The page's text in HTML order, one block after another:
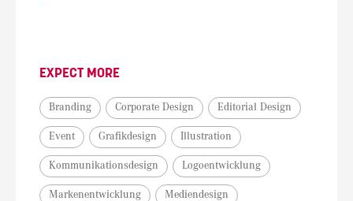
EXPECT MORE
Branding Corporate Design Editorial Design
Event Grafikdesign Illustration
Kommunikationsdesign Logoentwicklung
Markenentwicklung Mediendesign